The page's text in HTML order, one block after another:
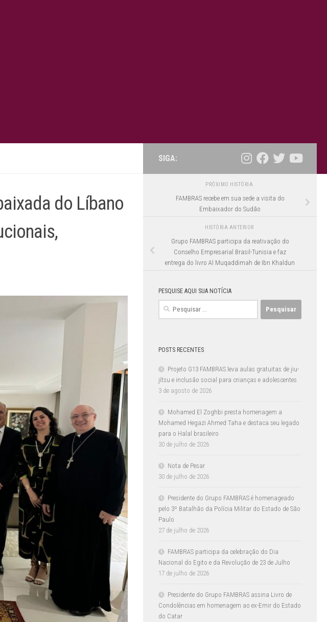
do Líbano
SIGA:
PRÓXIMO HISTÓRIA
FAMBRAS recebe em sua sede a visita do
Embaixador do Sudão
HISTÓRIA ANTERIOR
Grupo FAMBRAS participa da reativação do
Conselho Empresarial Brasil-Tunisia e faz
entrega do livro Al Muqaddimah de Ibn Khaldun
PESQUISE AQUI SUA NOTÍCIA
Pesquisar
POSTS RECENTES
Projeto G13 FAMBRAS leva aulas gratuitas de jiu-
jítsu e inclusão social para crianças e adolescentes
3 de agosto de 2026
Mohamed El Zoghbi presta homenagem a
Mohamed Hegazi Ahmed Taha e destaca seu legado
para o Halal brasileiro
30 de julho de 2026
Nota de Pesar
30 de julho de 2026
Presidente do Grupo FAMBRAS é homenageado
pelo 3º Batalhão da Polícia Militar do Estado de São
Paulo
27 de julho de 2026
FAMBRAS participa da celebração do Dia
Nacional do Egito e da Revolução de 23 de Julho
17 de julho de 2026
Presidente do Grupo FAMBRAS assina Livro de
Condolências em homenagem ao ex-Emir do Estado
do Catar